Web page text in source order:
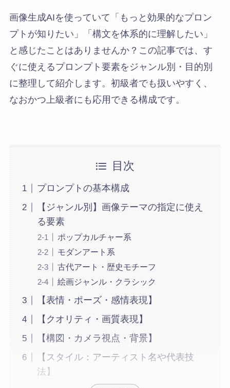
画像生成AIを使っていて「もっと効果的なプロン
プトが知りたい」「構文を体系的に理解したい」
と感じたことはありませんか？この記事では、す
ぐに使えるプロンプト要素をジャンル別・目的別
に整理して紹介します。初級者でも扱いやすく、
なおかつ上級者にも応用できる構成です。
目次
プロンプトの基本構成
【ジャンル別】画像テーマの指定に使え
る要素
ポップカルチャー系
モダンアート系
古代アート・歴史モチーフ
絵画ジャンル・クラシック
【表情・ポーズ・感情表現】
【クオリティ・画質表現】
【構図・カメラ視点・背景】
【スタイル：アーティスト名や代表技
法】